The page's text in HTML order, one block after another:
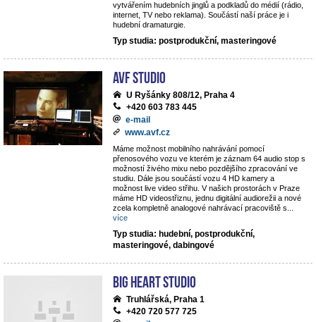
vytvářením hudebních jinglů a podkladů do médií (rádio,
internet, TV nebo reklama). Součástí naší práce je i
hudební dramaturgie.
Typ studia: postprodukční, masteringové
AVF STUDIO
U Ryšánky 808/12, Praha 4
+420 603 783 445
e-mail
www.avf.cz
Máme možnost mobilního nahrávání pomocí
přenosového vozu ve kterém je záznam 64 audio stop s
možností živého mixu nebo pozdějšího zpracování ve
studiu. Dále jsou součástí vozu 4 HD kamery a
možnost live video střihu. V našich prostorách v Praze
máme HD videostřiznu, jednu digitální audiorežii a nové
zcela kompletně analogové nahrávací pracoviště s
více
Typ studia: hudební, postprodukční,
masteringové, dabingové
Big Heart Studio
Truhlářská, Praha 1
+420 720 577 725